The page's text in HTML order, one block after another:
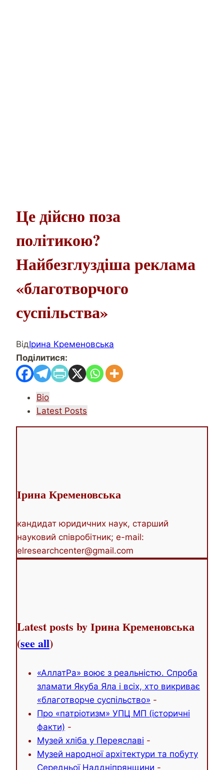
Це дійсно поза
політикою?
Найбезглуздіша реклама
«благотворчого
суспільства»
ВідІрина Кременовська
Поділитися:
The
following
Bio
Latest Posts
Ірина Кременовська
кандидат юридичних наук, старший
науковий співробітник; e-mail:
elresearchcenter@gmail.com
Latest posts by Ірина Кременовська
(see all)
«АллатРа» воює з реальністю. Спроба
зламати Якуба Яла і всіх, хто викриває
«благотворче суспільство» -
Про «патріотизм» УПЦ МП (історичні
факти) -
Музей хліба у Переяславі -
Музей народної архітектури та побуту
Середньої Наддніпрянщини -